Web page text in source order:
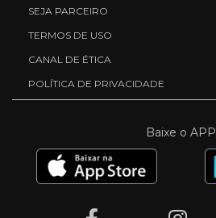
SEJA PARCEIRO
TERMOS DE USO
CANAL DE ÉTICA
POLÍTICA DE PRIVACIDADE
Baixe o APP